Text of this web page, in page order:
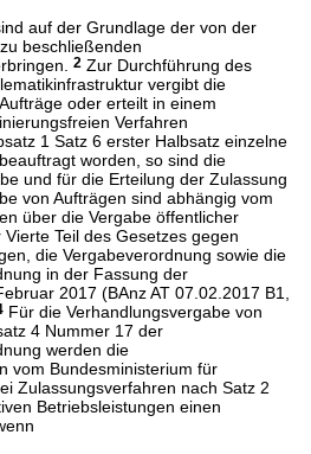
auf der Grundlage der von der
beschließenden
2Zur Durchführung des
vergibt die
oder erteilt in einem
Verfahren
1 Satz 6 erster Halbsatz einzelne
worden, so sind die
und für die Erteilung der Zulassung
von Aufträgen sind abhängig vom
über die Vergabe öffentlicher
Teil des Gesetzes gegen
die Vergabeverordnung sowie die
in der Fassung der
2017 (BAnz AT 07.02.2017 B1,
Für die Verhandlungsvergabe von
4 Nummer 17 der
werden die
vom Bundesministerium für
Zulassungsverfahren nach Satz 2
Betriebsleistungen einen